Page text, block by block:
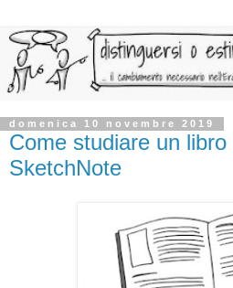
domenica 10 novembre 2019
Come studiare un libro
SketchNote